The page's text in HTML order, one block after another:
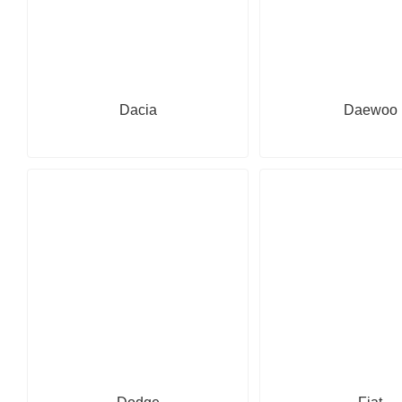
Dacia Daewoo